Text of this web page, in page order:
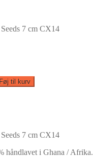
7 cm CX14
Føj til kurv
7 cm CX14
håndlavet i Ghana / Afrika.